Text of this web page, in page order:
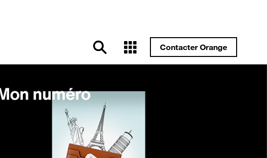
Contacter Orange